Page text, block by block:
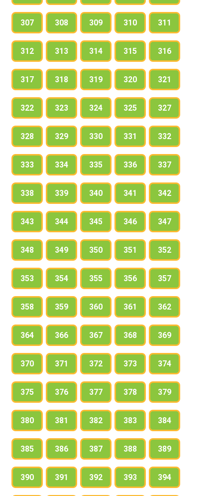
307 308 309 310 311
312 313 314 315 316
317 318 319 320 321
322 323 324 325 327
328 329 330 331 332
333 334 335 336 337
338 339 340 341 342
343 344 345 346 347
348 349 350 351 352
353 354 355 356 357
358 359 360 361 362
364 366 367 368 369
370 371 372 373 374
375 376 377 378 379
380 381 382 383 384
385 386 387 388 389
390 391 392 393 394